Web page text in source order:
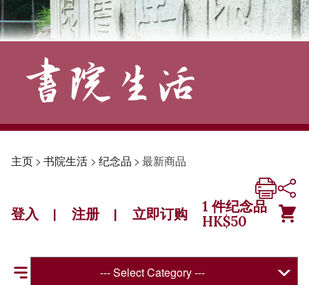
主页> 书院生活 > 纪念品 > 最新商品
登入 | 注册 | 立即订购 1 件纪念品
HK$50
--- Select Category ---